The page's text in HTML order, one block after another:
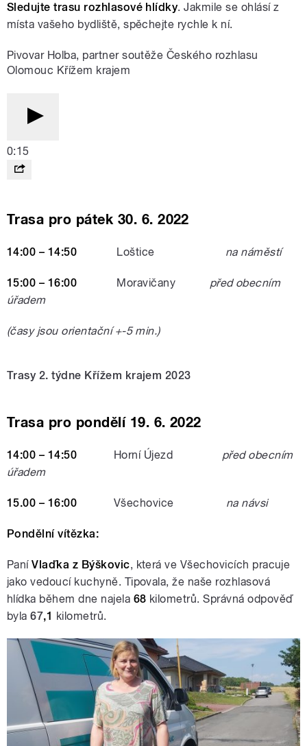
Sledujte trasu rozhlasové hlídky. Jakmile se ohlásí z
místa vašeho bydliště, spěchejte rychle k ní.
Pivovar Holba, partner soutěže Českého rozhlasu
Olomouc Křížem krajem
0:15
Trasa pro pátek 30. 6. 2022
14:00 – 14:50 Loštice na náměstí
15:00 – 16:00 Moravičany
před obecním
úřadem
(časy jsou orientační +-5 min.)
Trasy 2. týdne Křížem krajem 2023
Trasa pro pondělí 19. 6. 2022
14:00 – 14:50 Horní Újezd
před obecním
úřadem
15.00 – 16:00 Všechovice na návsi
Pondělní vítězka:
Paní Vlaďka z Býškovic, která ve Všechovicích pracuje
jako vedoucí kuchyně. Tipovala, že naše rozhlasová
hlídka během dne najela 68 kilometrů. Správná odpověď
byla 67,1 kilometrů.